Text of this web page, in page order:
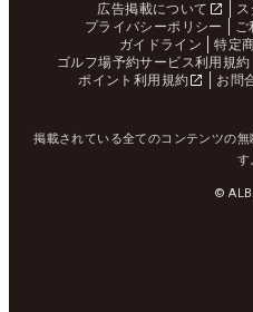
広告掲載について
プライバシーポリシー
ご
ガイドライン
特定
ゴルフ場予約サービス利用規約
ポイント利用規約
お問
掲載されている全てのコンテンツの
す
©